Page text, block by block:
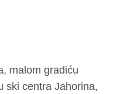
malom gradiću
ski centra Jahorina,